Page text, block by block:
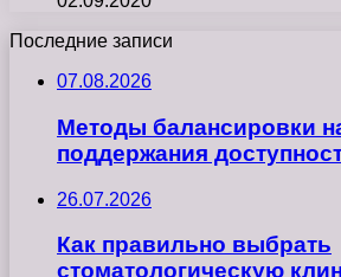
Последние записи
07.08.2026
Методы балансировки
поддержания
26.07.2026
Как правильно выбрать
стоматологическую